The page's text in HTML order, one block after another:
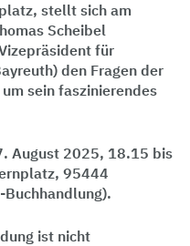
stellt sich am
Scheibel
für
den Fragen der
sein faszinierendes
August 2025, 18.15 bis
95444
ist nicht